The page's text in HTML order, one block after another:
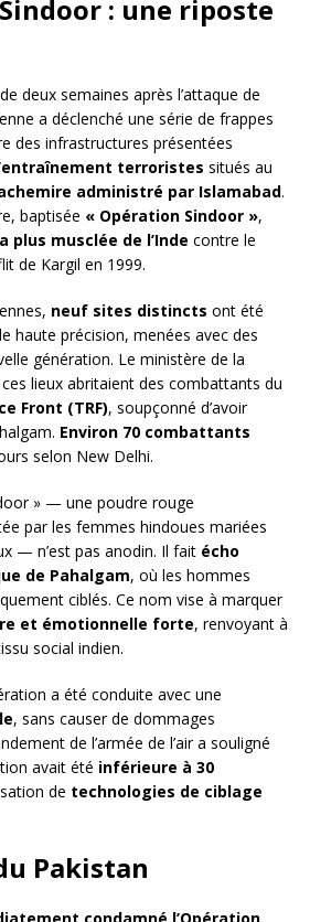
: une riposte
deux semaines après l’attaque de
a déclenché une série de frappes
des infrastructures présentées
terroristes situés au
administré par Islamabad.
baptisée « Opération Sindoor »,
plus musclée de l’Inde contre le
de Kargil en 1999.
neuf sites distincts ont été
haute précision, menées avec des
génération. Le ministère de la
lieux abritaient des combattants du
Front (TRF), soupçonné d’avoir
Environ 70 combattants
selon New Delhi.
» — une poudre rouge
par les femmes hindoues mariées
— n’est pas anodin. Il fait écho
de Pahalgam, où les hommes
ciblés. Ce nom vise à marquer
et émotionnelle forte, renvoyant à
social indien.
a été conduite avec une
, sans causer de dommages
de l’armée de l’air a souligné
avait été inférieure à 30
de technologies de ciblage
Pakistan
condamné l’Opération